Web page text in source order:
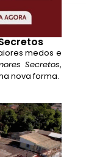
medos e
Secretos,
nova forma.